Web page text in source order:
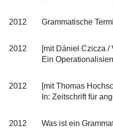
2012 Grammatische
2012
[mit Dániel Czicza /
Ein
2012
[mit Thomas
In: Zeitschrift für
2012
Was ist ein